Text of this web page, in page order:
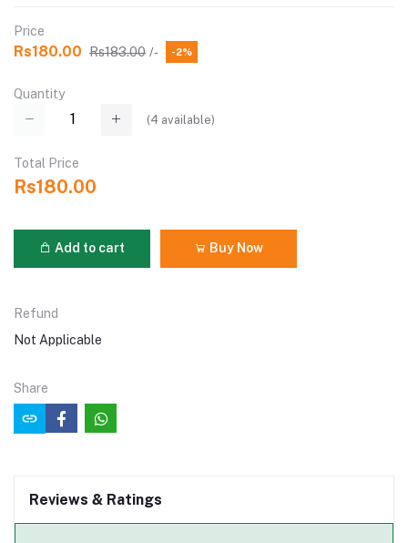
Price
Rs180.00 Rs183.00 /- -2%
Quantity
(4 available)
Total Price
Rs180.00
Add to cart Buy Now
Refund
Not Applicable
Share
Reviews & Ratings